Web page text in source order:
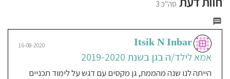
סה"כ 3
16-08-2020 Itsik N Inbar
אמא לילד/ה בגן בשנת 2019-2020
הייתה לנו שנה מהממת, גן מקסים עם דגש על לימוד תכניים